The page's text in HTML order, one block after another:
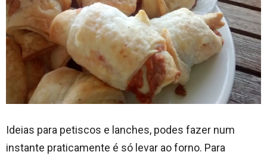
Ideias para petiscos e lanches, podes fazer num
instante praticamente é só levar ao forno. Para